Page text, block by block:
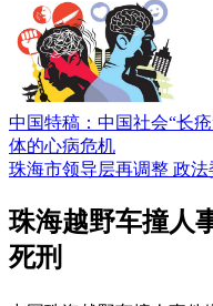
中国特稿：中国社会“长
体的心病危机
珠海市领导层再调整 政法
珠海越野车撞人
死刑